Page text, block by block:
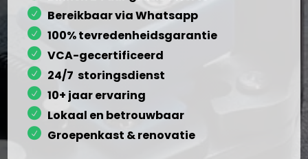
Bereikbaar via Whatsapp
100% tevredenheidsgarantie
VCA-gecertificeerd
24/7 storingsdienst
10+ jaar ervaring
Lokaal en betrouwbaar
Groepenkast & renovatie